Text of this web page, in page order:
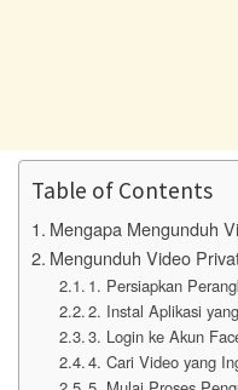
Table of Contents
Mengapa Mengunduh
Mengunduh Video
1. Persiapkan
2. Instal Aplikasi
3. Login ke Akun
4. Cari Video yang